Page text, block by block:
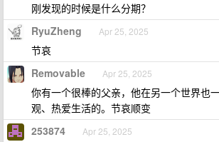
刚发现的时候是什么分期？
RyuZheng Apr 25, 2025
节哀
Removable Apr 25, 2025
你有一个很棒的父亲，他在另一个世界也
观、热爱生活的。节哀顺变
253874 Apr 25, 2025